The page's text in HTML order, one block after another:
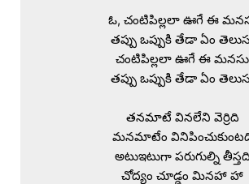
ఓ, చంటిపిల్లలా ఊగే ఈ
తప్పు ఒప్పుకి తేడా ఏం
చంటిపిల్లలా ఊగే ఈ మనసు
తప్పు ఒప్పుకి తేడా ఏం
తనమాటే వినలేని వెర్రిది
మనమాటేం
అటుఇటుగా పరుగుల్ని తీస్తది
చోద్యం చూడ్డం మినహా హా